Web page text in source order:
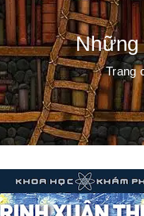
Những
Trang